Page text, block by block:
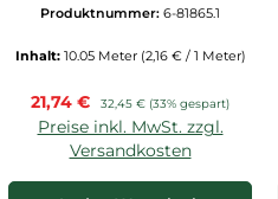
Produktnummer: 6-81865.1
Inhalt: 10.05 Meter (2,16 € / 1 Meter)
Verkaufspreis:
21,74 € Regulärer Preis:
32,45 € (33% gespart)
Preise inkl. MwSt. zzgl.
Versandkosten